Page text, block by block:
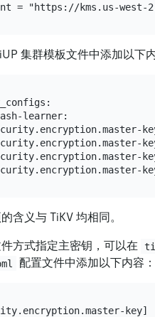
集群模板文件中添加以下
learner:
含义与 TiKV 均相同。
方式指定主密钥，可以在
配置文件中添加以下内容：
key]